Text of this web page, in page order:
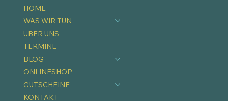
HOME
WAS WIR TUN
ÜBER UNS
TERMINE
BLOG
ONLINESHOP
GUTSCHEINE
KONTAKT